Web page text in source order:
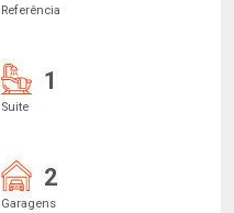
Referência
1
Suite
2
Garagens